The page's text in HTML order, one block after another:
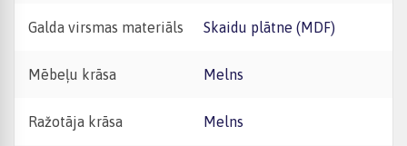
Galda virsmas materiāls Skaidu plātne (MDF)
Mēbeļu krāsa Melns
Ražotāja krāsa Melns